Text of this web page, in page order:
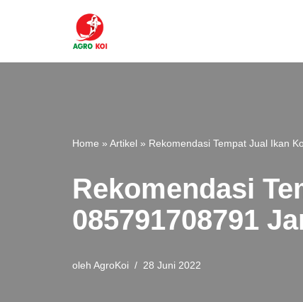
Home » Artikel » Rekomendasi Tempat Jual Ikan
Rekomendasi
085791708791
oleh AgroKoi 28 Juni 2022